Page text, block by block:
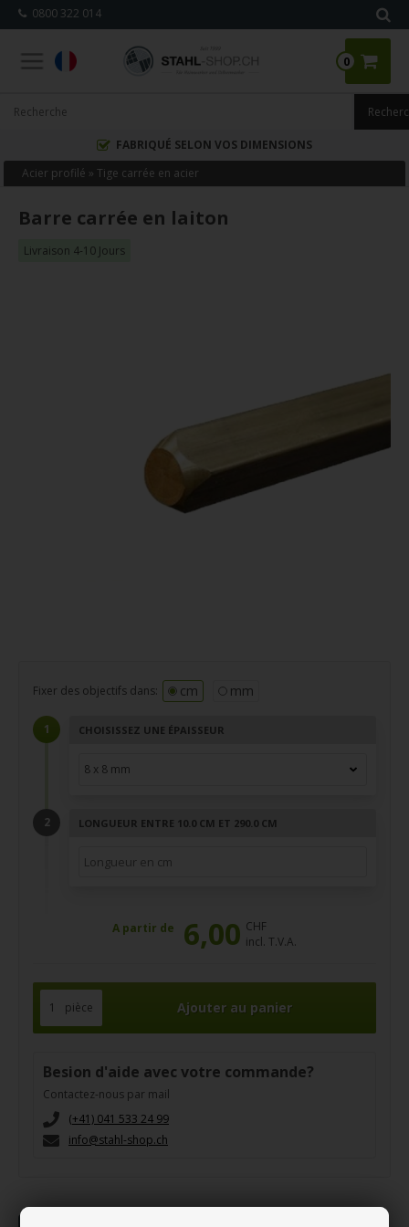
0800 322 014
0
FABRIQUÉ SELON VOS DIMENSIONS
Acier profilé »Tige carrée en acier
Barre carrée en laiton
Livraison 4-10 Jours
Fixer des objectifs dans: cm mm
CHOISISSEZ UNE ÉPAISSEUR
LONGUEUR ENTRE 10.0 CM ET 290.0 CM
A partir de 6,00 CHF
incl. T.V.A.
pièce
Besion d'aide avec votre commande?
Contactez-nous par mail
(+41) 041 533 24 99
info@stahl-shop.ch